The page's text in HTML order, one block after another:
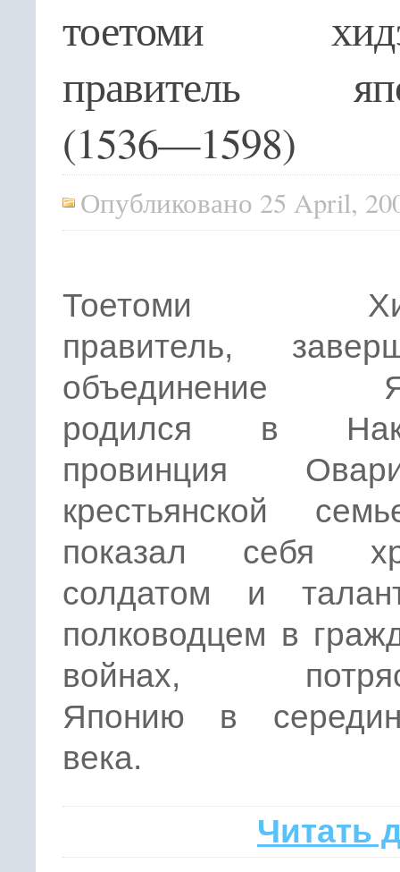
тоетоми
правитель
(1536—1598)
Опубликовано 25 April,
Тоетоми
правитель,
объединение
родился в
провинция
крестьянской
показал себя
солдатом и
полководцем в
войнах,
Японию в
века.
Читать